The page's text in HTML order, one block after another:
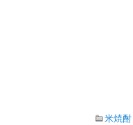
米焼酎